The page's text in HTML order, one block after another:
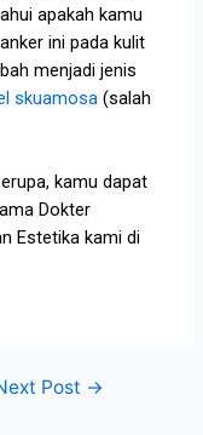
apakah kamu
ini pada kulit
menjadi jenis
skuamosa (salah
kamu dapat
Dokter
Estetika kami di
Post →